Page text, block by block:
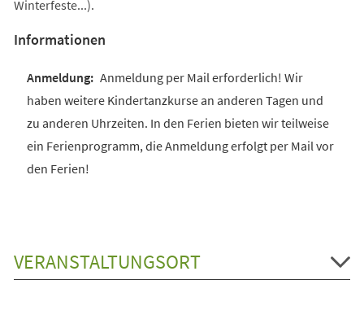
Winterfeste...).
Informationen
Anmeldung per Mail erforderlich! Wir
haben weitere Kindertanzkurse an anderen Tagen und
zu anderen Uhrzeiten. In den Ferien bieten wir teilweise
ein Ferienprogramm, die Anmeldung erfolgt per Mail vor
den Ferien!
VERANSTALTUNGSORT